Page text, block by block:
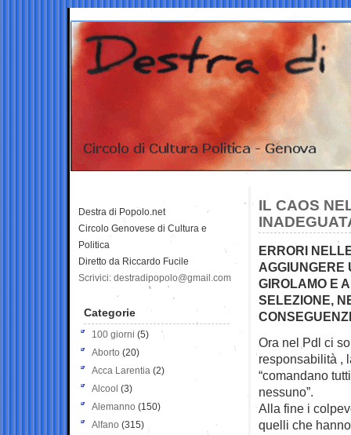
IL CAOS
ERRORI
AGGIUNGERE
GIROLAMO E
SELEZIONE,
Ora nel Pdl ci
responsabilità ,
“comandano
nessuno”.
Alla fine i
quelli che
Destra di Popolo.net
Circolo Genovese di Cultura e
Politica
Diretto da Riccardo Fucile
Scrivici: destradipopolo@gmail.com
Categorie
100 giorni (5)
Aborto (20)
Acca Larentia (2)
Alcool (3)
Alemanno (150)
Alfano (315)